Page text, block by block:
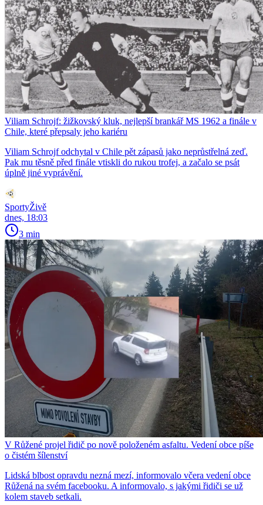
Viliam Schrojf: žižkovský kluk, nejlepší brankář MS 1962 a finále v
Chile, které přepsaly jeho kariéru
Viliam Schrojf odchytal v Chile pět zápasů jako neprůstřelná zeď.
Pak mu těsně před finále vtiskli do rukou trofej, a začalo se psát
úplně jiné vyprávění.
SportyŽivě
dnes, 18:03
3 min
V Růžené projel řidič po nově položeném asfaltu. Vedení obce píše
o čistém šílenství
Lidská blbost opravdu nezná mezí, informovalo včera vedení obce
Růžená na svém facebooku. A informovalo, s jakými řidiči se už
kolem staveb setkali.